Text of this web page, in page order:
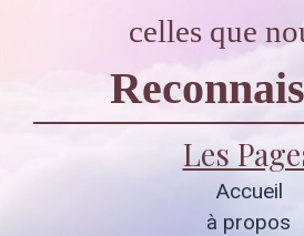
celles que
Les
Accueil
à propos